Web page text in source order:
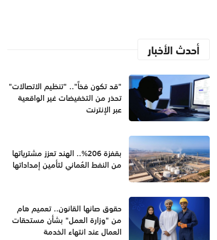
أحدث الأخبار
"قد تكون فخاً".. "تنظيم الاتصالات"
تحذر من التخفيضات غير الواقعية
عبر الإنترنت
بقفزة 206%.. الهند تعزز مشترياتها
من النفط العُماني لتأمين إمداداتها
حقوق صانها القانون.. تعميم هام
من "وزارة العمل" بشأن مستحقات
العمال عند انتهاء الخدمة